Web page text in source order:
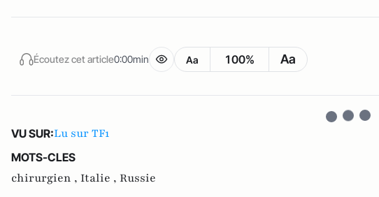
Écoutez cet article0:00min Aa 100% Aa
VU SUR:Lu sur TF1
MOTS-CLES
chirurgien , Italie , Russie